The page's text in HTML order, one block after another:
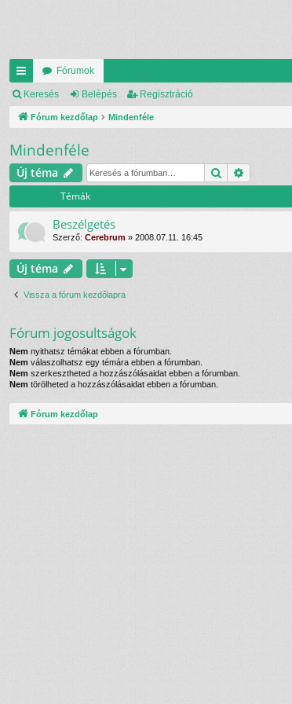
yo
rs
ke
k
Fórumok
Keresés Belépés Regisztráció
Fórum kezdőlap Mindenféle
Mindenféle
Új téma Keresés
Témák
Beszélgetés
Szerző: Cerebrum » 2008.07.11. 16:45
Új téma
Vissza a fórum kezdőlapra
Fórum jogosultságok
Nem nyithatsz témákat ebben a fórumban.
Nem válaszolhatsz egy témára ebben a fórumban.
Nem szerkesztheted a hozzászólásaidat ebben a fórumban.
Nem törölheted a hozzászólásaidat ebben a fórumban.
Fórum kezdőlap